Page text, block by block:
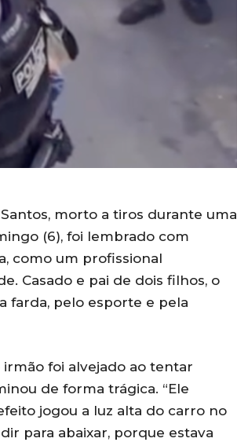
morto a tiros durante uma
(6), foi lembrado com
como um profissional
Casado e pai de dois filhos, o
farda, pelo esporte e pela
irmão foi alvejado ao tentar
de forma trágica. “Ele
jogou a luz alta do carro no
para abaixar, porque estava